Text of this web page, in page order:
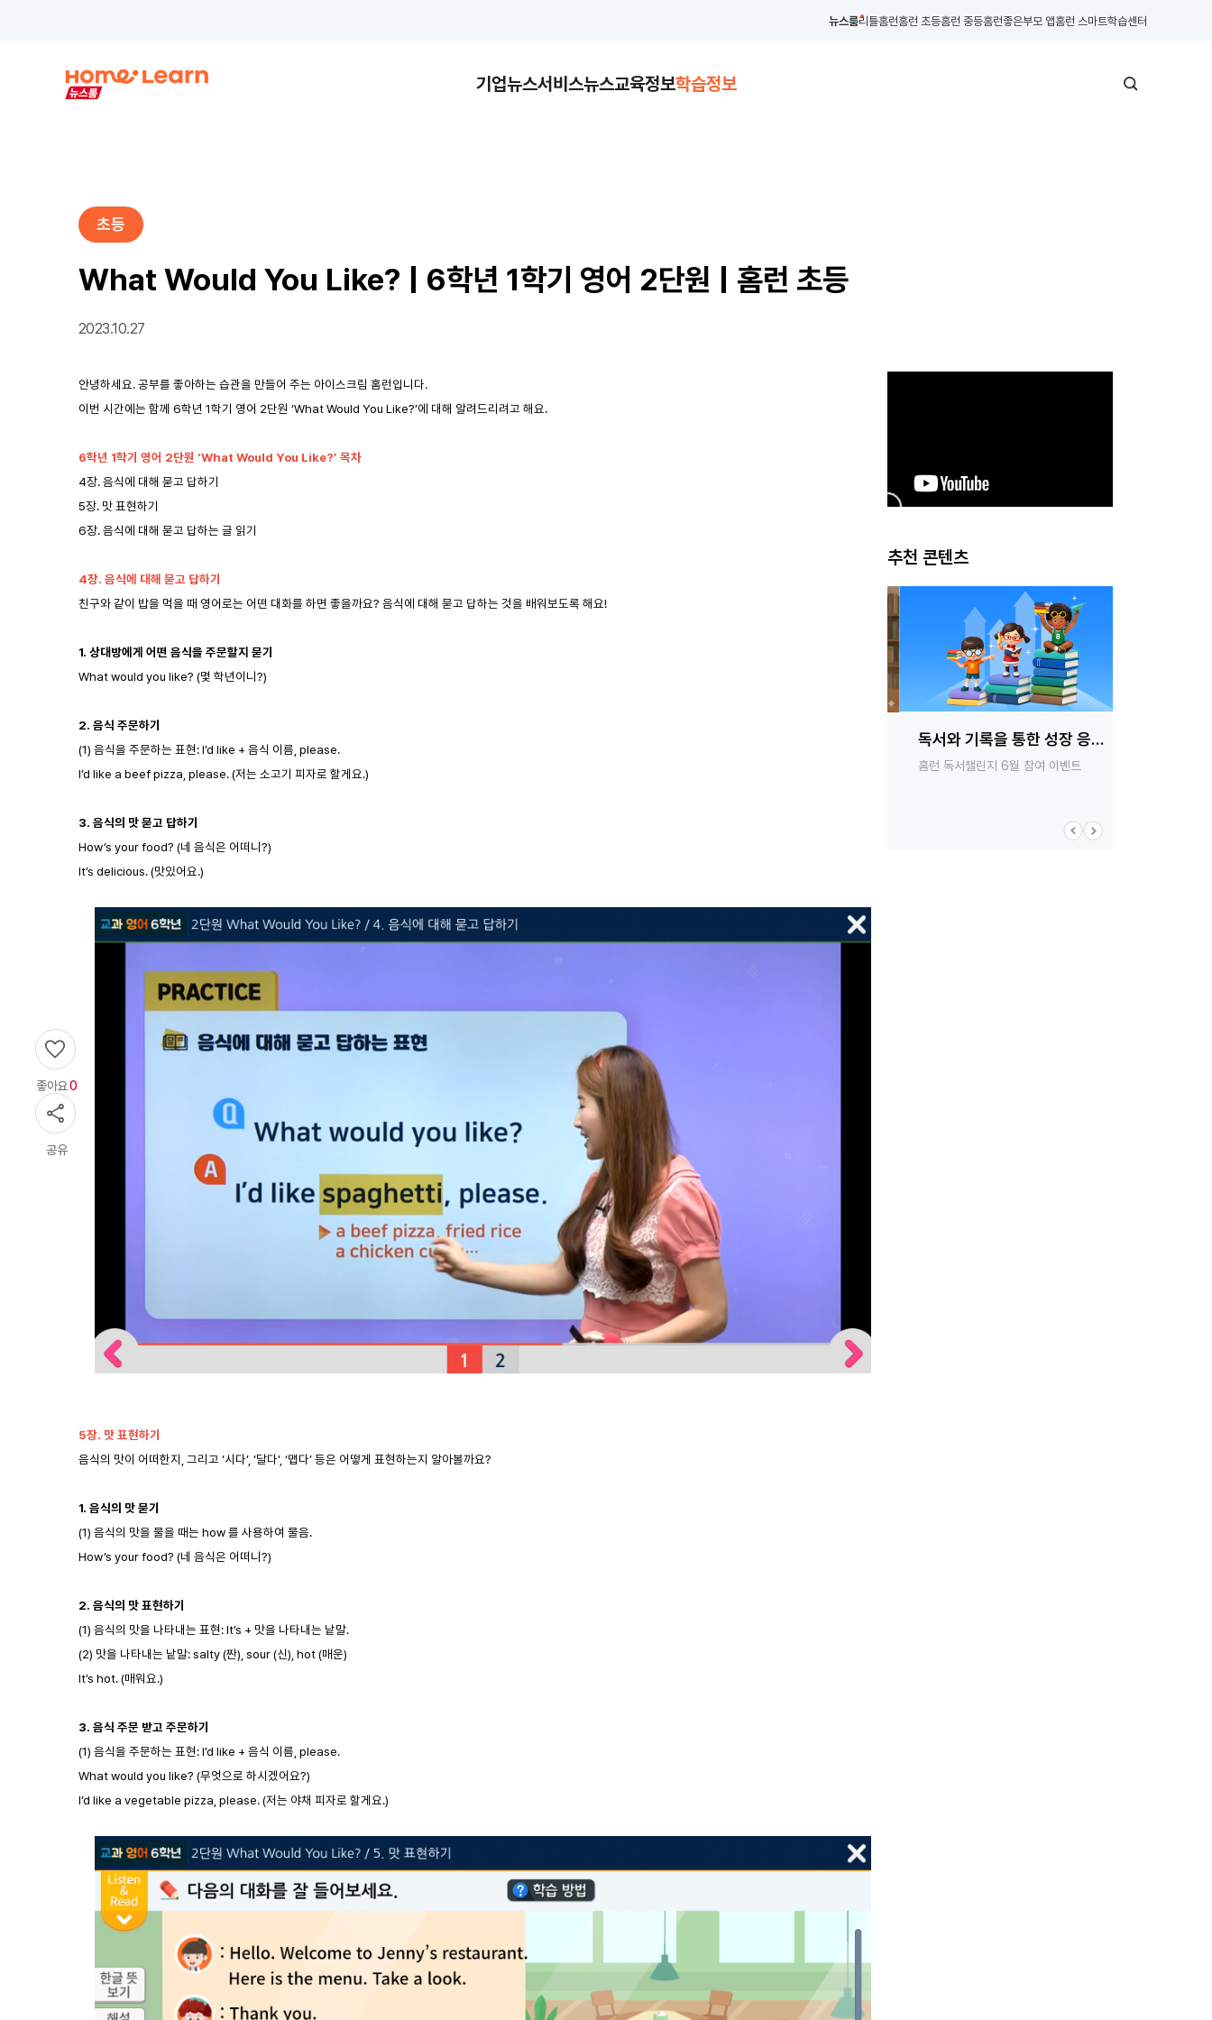
뉴스룸리틀홈런홈런 초등홈런 중등홈런좋은부모 앱홈런 스마트학습센터
기업뉴스서비스뉴스교육정보학습정보
좋아요0
공유
초등
What Would You Like? | 6학년 1학기 영어 2단원 | 홈런 초등
2023.10.27
안녕하세요. 공부를 좋아하는 습관을 만들어 주는 아이스크림 홈런입니다.
이번 시간에는 함께 6학년 1학기 영어 2단원 ‘What Would You Like?’에 대해 알려드리려고 해요.
6학년 1학기 영어 2단원 ‘What Would You Like?’ 목차
4장. 음식에 대해 묻고 답하기
5장. 맛 표현하기
6장. 음식에 대해 묻고 답하는 글 읽기
4장. 음식에 대해 묻고 답하기
친구와 같이 밥을 먹을 때 영어로는 어떤 대화를 하면 좋을까요? 음식에 대해 묻고 답하는 것을 배워보도록 해요!
1. 상대방에게 어떤 음식을 주문할지 묻기
What would you like? (몇 학년이니?)
2. 음식 주문하기
(1) 음식을 주문하는 표현: I’d like + 음식 이름, please.
I’d like a beef pizza, please. (저는 소고기 피자로 할게요.)
3. 음식의 맛 묻고 답하기
How’s your food? (네 음식은 어떠니?)
It’s delicious. (맛있어요.)
5장. 맛 표현하기
음식의 맛이 어떠한지, 그리고 ‘시다’, ‘달다’, ‘맵다’ 등은 어떻게 표현하는지 알아볼까요?
1. 음식의 맛 묻기
(1) 음식의 맛을 물을 때는 how 를 사용하여 물음.
How’s your food? (네 음식은 어떠니?)
2. 음식의 맛 표현하기
(1) 음식의 맛을 나타내는 표현: It’s + 맛을 나타내는 낱말.
(2) 맛을 나타내는 낱말: salty (짠), sour (신), hot (매운)
It’s hot. (매워요.)
3. 음식 주문 받고 주문하기
(1) 음식을 주문하는 표현: I’d like + 음식 이름, please.
What would you like? (무엇으로 하시겠어요?)
I’d like a vegetable pizza, please. (저는 야채 피자로 할게요.)
추천 콘텐츠
독서와 기록을 통한 성장 응원
이벤트
‘읽고 쓰고 성장하라!’ 진행
홈런 독서챌린지 6월 참여 이벤트